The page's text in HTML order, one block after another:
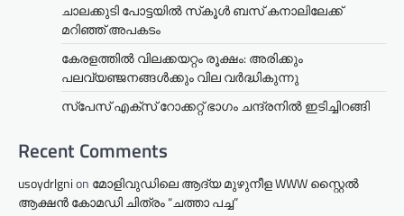
ചാലക്കുടി പോട്ടയിൽ സ്‌കൂൾ ബസ് കനാലിലേക്ക്
മറിഞ്ഞ് അപകടം
കേരളത്തില്‍ വിലക്കയറ്റം രൂക്ഷം: അരിക്കും
പലവ്യഞ്ജനങ്ങള്‍ക്കും വില വർദ്ധികുന്നു
സ്‌പേസ് എക്‌സ് റോക്കറ്റ് ഭാഗം ചന്ദ്രനില്‍ ഇടിച്ചിറങ്ങി
Recent Comments
usoydrlgnion മോളിവുഡിലെ ആദ്യ മുഴുനീള WWW സ്റ്റൈൽ
ആക്ഷൻ കോമഡി ചിത്രം “ചത്താ പച്ച”